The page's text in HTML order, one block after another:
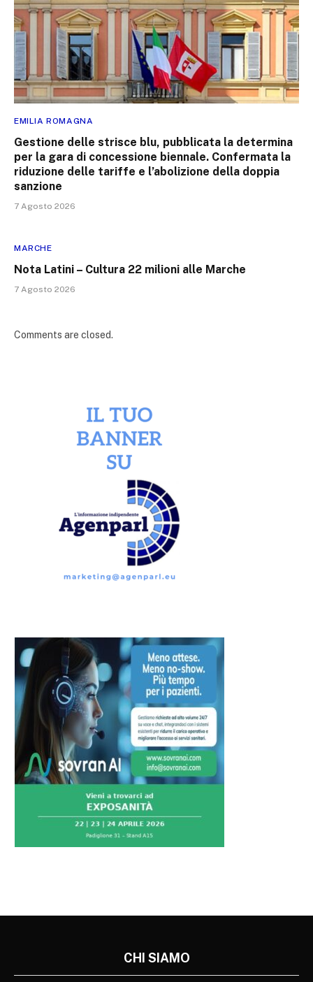
EMILIA ROMAGNA
Gestione delle strisce blu, pubblicata la determina
per la gara di concessione biennale. Confermata la
riduzione delle tariffe e l’abolizione della doppia
sanzione
7 Agosto 2026
MARCHE
Nota Latini – Cultura 22 milioni alle Marche
7 Agosto 2026
Comments are closed.
CHI SIAMO